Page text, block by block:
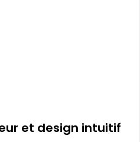
et design intuitif